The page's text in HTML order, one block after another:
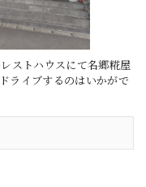
ストハウスにて名郷糀屋
ライブするのはいかがで